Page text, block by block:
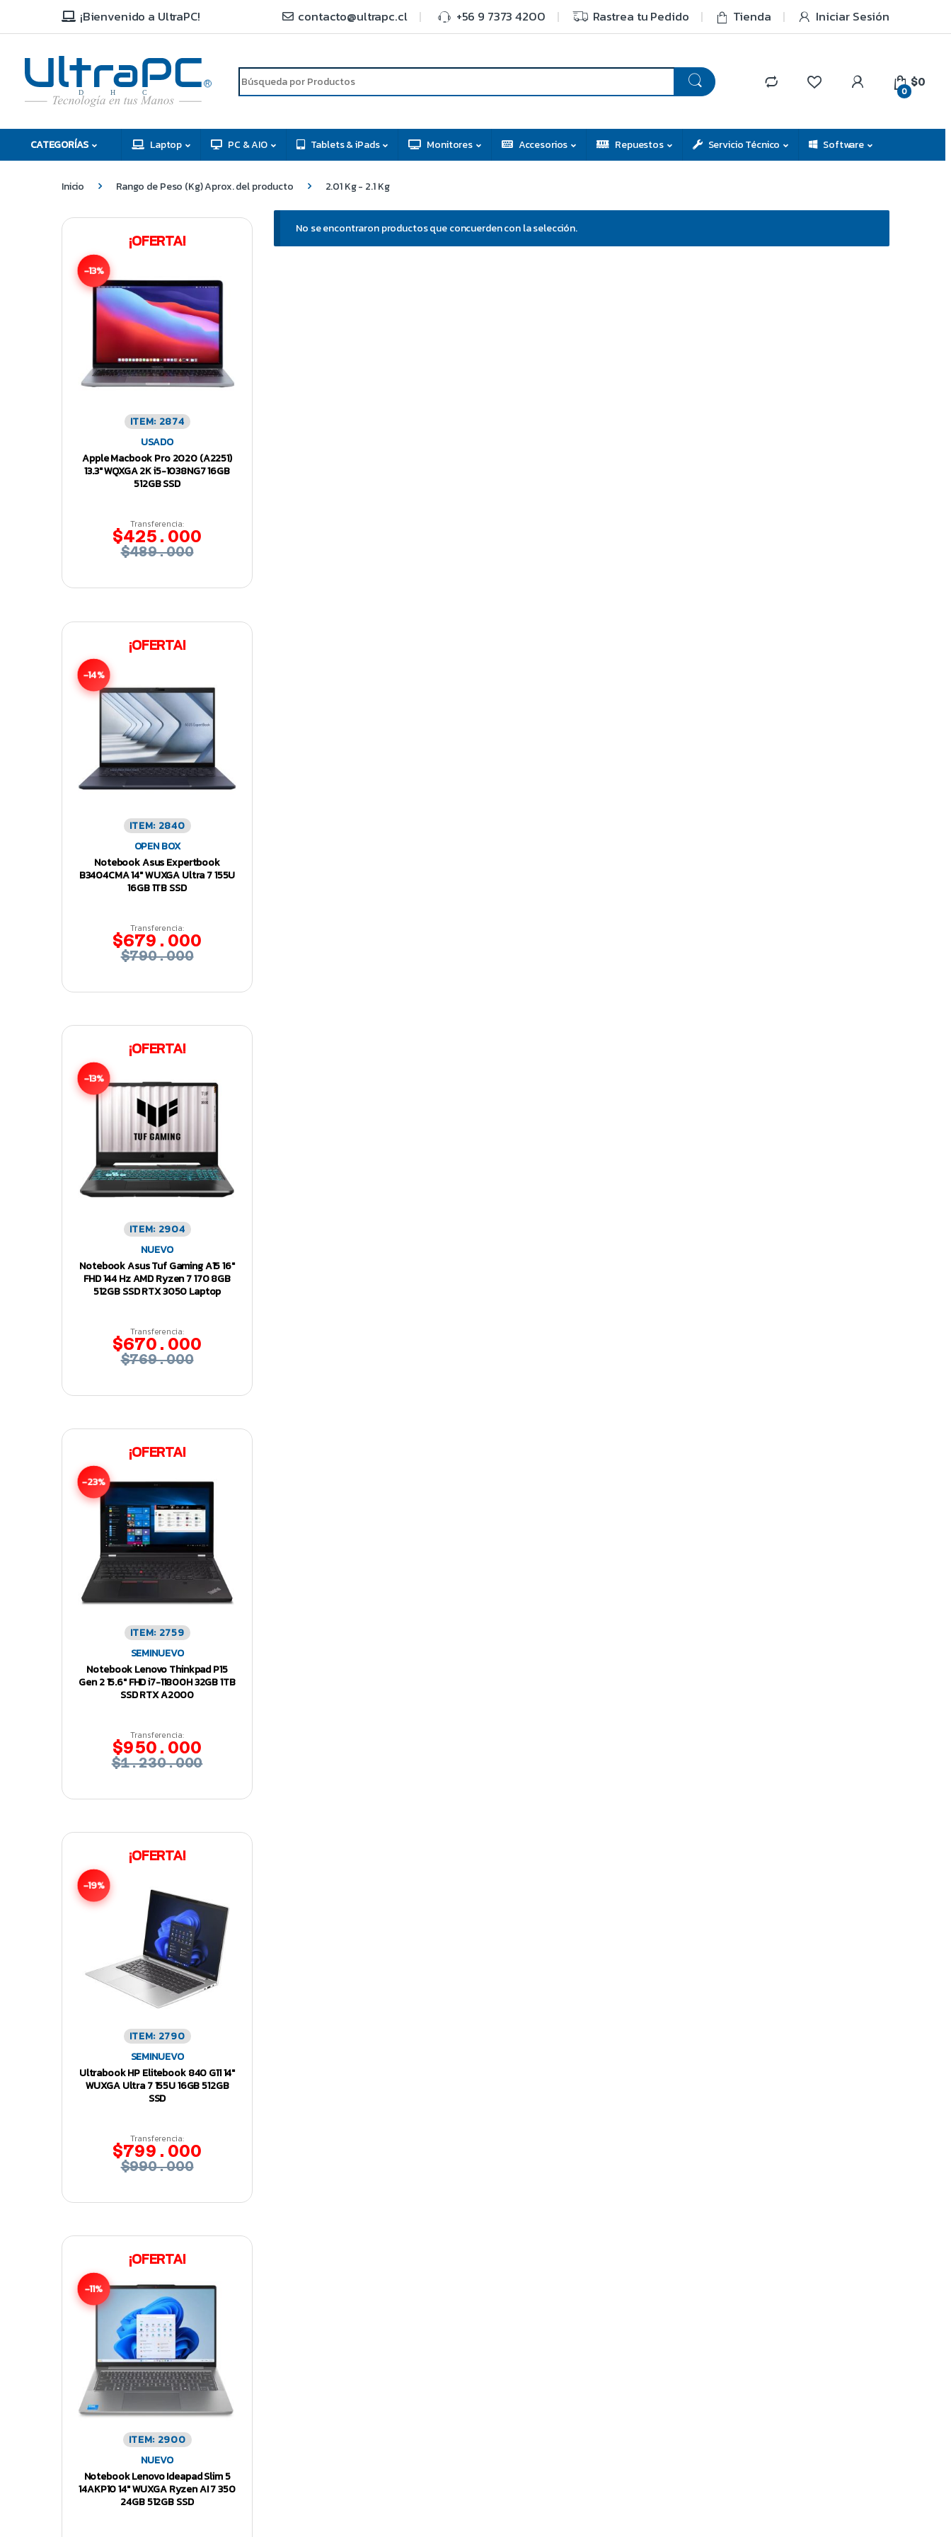
¡Bienvenido a UltraPC! contacto@ultrapc.cl +56 9 7373 4200 Rastrea tu Pedido Tienda Iniciar Sesión
C
H
D
R
0
$0
CATEGORÍAS Laptop PC & AIO Tablets & iPads Monitores Accesorios Repuestos Servicio Técnico Software
Inicio Rango de Peso (Kg) Aprox. del producto 2.01 Kg - 2.1 Kg
No se encontraron productos que concuerden con la selección.
¡OFERTA!
-13%
ITEM: 2874
USADO
Apple Macbook Pro 2020 (A2251)
13.3″ WQXGA 2K i5-1038NG7 16GB
512GB SSD
Transferencia:
$425.000
$489.000
¡OFERTA!
-14%
ITEM: 2840
OPEN BOX
Notebook Asus Expertbook
B3404CMA 14″ WUXGA Ultra 7 155U
16GB 1TB SSD
Transferencia:
$679.000
$790.000
¡OFERTA!
-13%
ITEM: 2904
NUEVO
Notebook Asus Tuf Gaming A15 16″
FHD 144 Hz AMD Ryzen 7 170 8GB
512GB SSD RTX 3050 Laptop
Transferencia:
$670.000
$769.000
¡OFERTA!
-23%
ITEM: 2759
SEMINUEVO
Notebook Lenovo Thinkpad P15
Gen 2 15.6″ FHD i7-11800H 32GB 1TB
SSD RTX A2000
Transferencia:
$950.000
$1.230.000
¡OFERTA!
-19%
ITEM: 2790
SEMINUEVO
Ultrabook HP Elitebook 840 G11 14″
WUXGA Ultra 7 155U 16GB 512GB
SSD
Transferencia:
$799.000
$990.000
¡OFERTA!
-11%
ITEM: 2900
NUEVO
Notebook Lenovo Ideapad Slim 5
14AKP10 14″ WUXGA Ryzen AI 7 350
24GB 512GB SSD